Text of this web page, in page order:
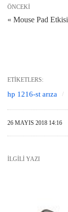
ÖNCEKI
« Mouse Pad Etkisi
ETIKETLERS:
hp 1216-st arıza
26 MAYIS 2018 14:16
İLGILI YAZI